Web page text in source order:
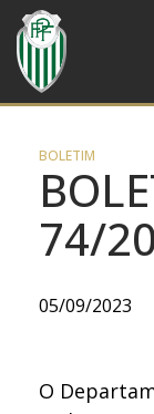
BOLETIM
74/
05/09/2023
O